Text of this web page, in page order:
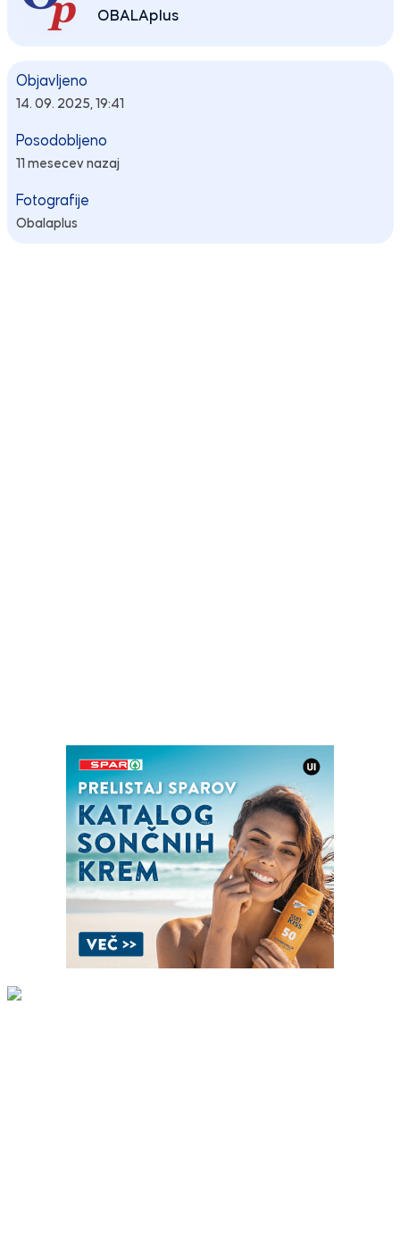
OBALAplus
Objavljeno
14. 09. 2025, 19:41
Posodobljeno
11 mesecev nazaj
Fotografije
Obalaplus